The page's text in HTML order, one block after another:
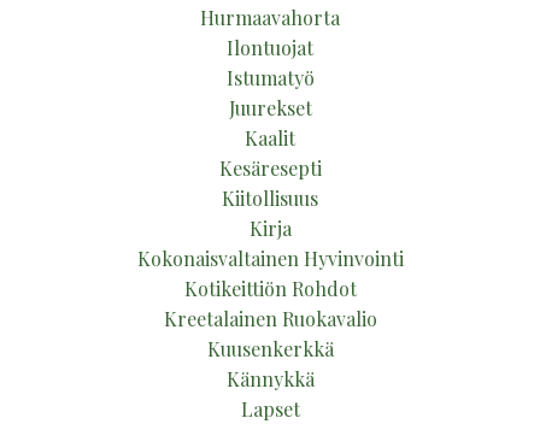
Hurmaavahorta
Ilontuojat
Istumatyö
Juurekset
Kaalit
Kesäresepti
Kiitollisuus
Kirja
Kokonaisvaltainen Hyvinvointi
Kotikeittiön Rohdot
Kreetalainen Ruokavalio
Kuusenkerkkä
Kännykkä
Lapset